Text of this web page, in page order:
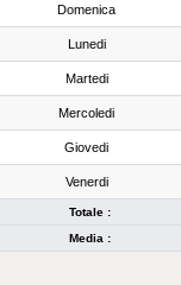
Domenica
Lunedi
Martedi
Mercoledi
Giovedi
Venerdi
Totale :
Media :